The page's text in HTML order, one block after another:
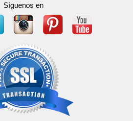
Síguenos en